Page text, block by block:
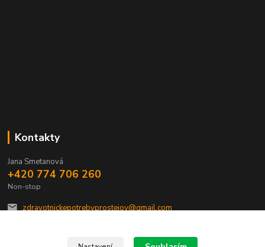
Kontakty
Jana Smetanová
+420 774 706 260
Non-stop
zdravotnickepotrebyprostejov@gmail.com